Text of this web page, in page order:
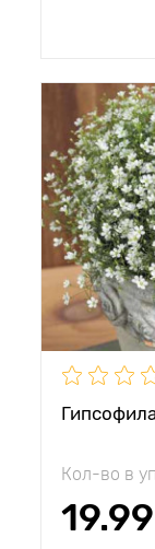
Кол-во в
19.99
Высота
Растояние
растениями